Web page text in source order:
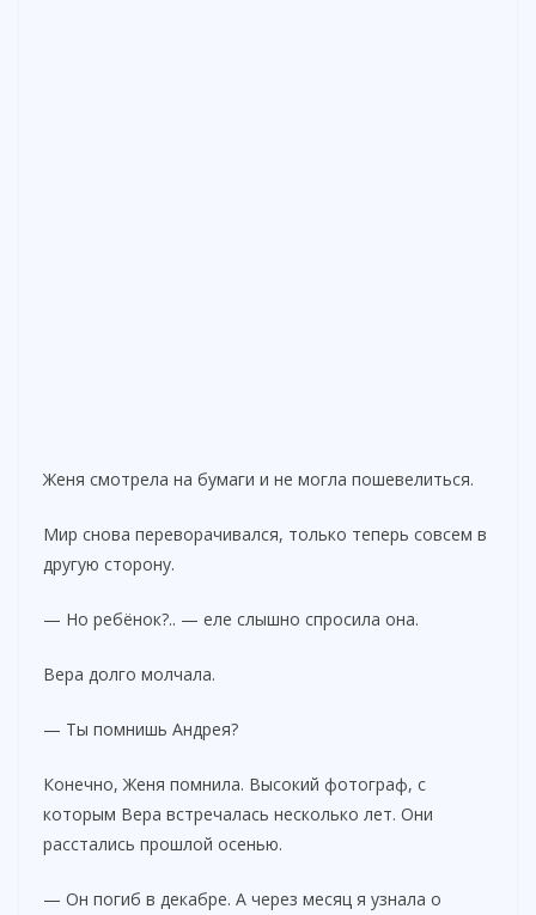
Женя смотрела на бумаги и не могла пошевелиться.
Мир снова переворачивался, только теперь совсем в
другую сторону.
— Но ребёнок?.. — еле слышно спросила она.
Вера долго молчала.
— Ты помнишь Андрея?
Конечно, Женя помнила. Высокий фотограф, с
которым Вера встречалась несколько лет. Они
расстались прошлой осенью.
— Он погиб в декабре. А через месяц я узнала о